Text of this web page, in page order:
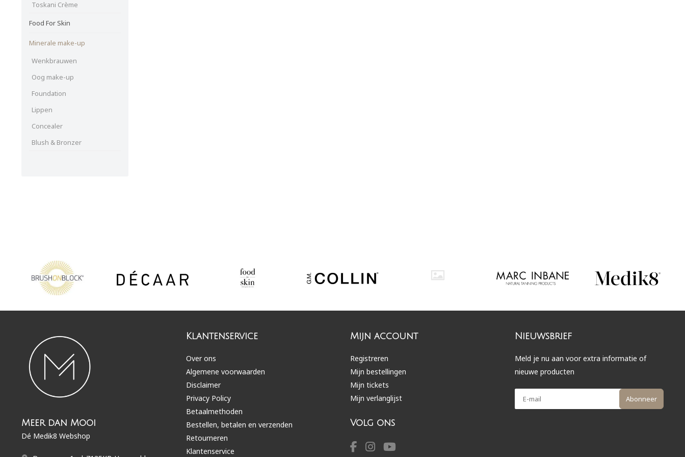
Toskani Crème
Food For Skin
Minerale make-up
Wenkbrauwen
Oog make-up
Foundation
Lippen
Concealer
Blush & Bronzer
Meer dan Mooi
Dé Medik8 Webshop
Klantenservice
Over ons
Algemene voorwaarden
Disclaimer
Privacy Policy
Betaalmethoden
Bestellen, betalen en verzenden
Retourneren
Klantenservice
Mijn account
Registreren
Mijn bestellingen
Mijn tickets
Mijn verlanglijst
Volg ons
Nieuwsbrief
Meld je nu aan voor extra informatie of
nieuwe producten
Abonneer